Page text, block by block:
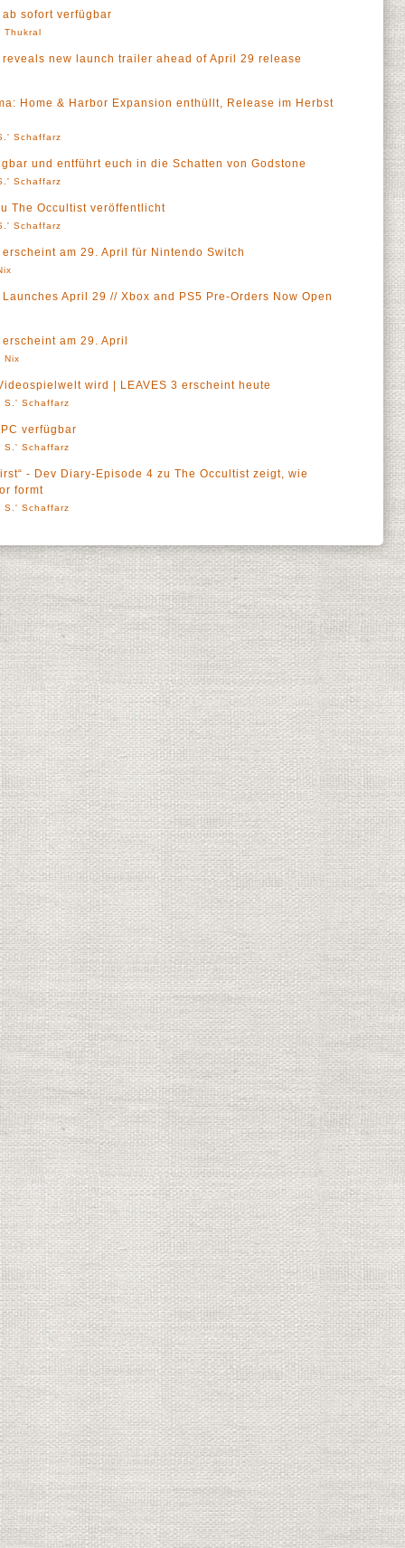
sofort verfügbar
Thukral
new launch trailer ahead of April 29 release
Home & Harbor Expansion enthüllt, Release im Herbst
Schaffarz
und entführt euch in die Schatten von Godstone
Schaffarz
The Occultist veröffentlicht
Schaffarz
am 29. April für Nintendo Switch
April 29 // Xbox and PS5 Pre-Orders Now Open
am 29. April
Nix
wird | LEAVES 3 erscheint heute
S.' Schaffarz
verfügbar
S.' Schaffarz
- Dev Diary-Episode 4 zu The Occultist zeigt, wie
formt
S.' Schaffarz